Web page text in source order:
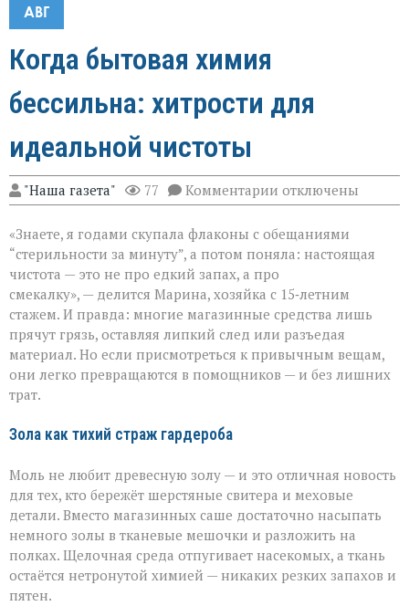
АВГ
Когда бытовая химия
бессильна: хитрости для
идеальной чистоты
"Наша газета" 77 Комментарии к
записи
бытовая
химия
хитрости
для
идеальной
чистоты
отключены
«Знаете, я годами скупала флаконы с обещаниями
“стерильности за минуту”, а потом поняла: настоящая
чистота — это не про едкий запах, а про
смекалку», — делится Марина, хозяйка с 15‑летним
стажем. И правда: многие магазинные средства лишь
прячут грязь, оставляя липкий след или разъедая
материал. Но если присмотреться к привычным вещам,
они легко превращаются в помощников — и без лишних
трат.
Зола как тихий страж гардероба
Моль не любит древесную золу — и это отличная новость
для тех, кто бережёт шерстяные свитера и меховые
детали. Вместо магазинных саше достаточно насыпать
немного золы в тканевые мешочки и разложить на
полках. Щелочная среда отпугивает насекомых, а ткань
остаётся нетронутой химией — никаких резких запахов и
пятен.